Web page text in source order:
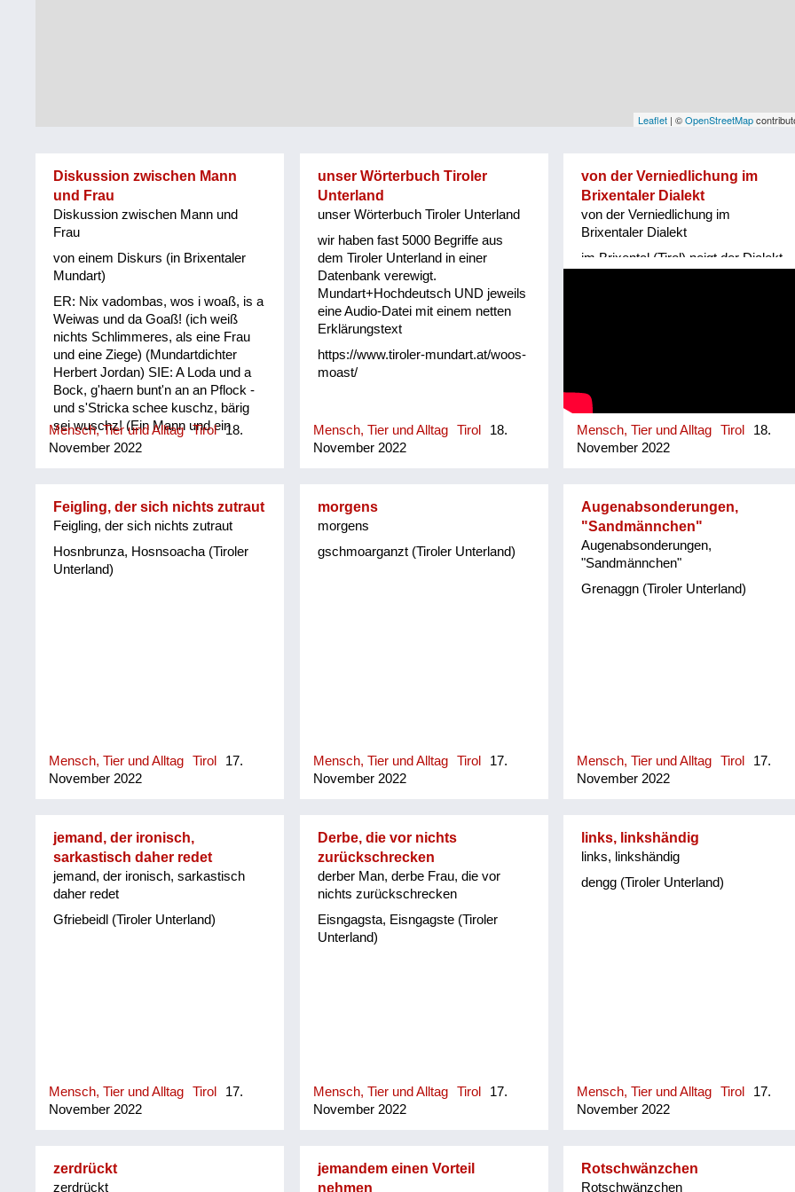
Leaflet | ©OpenStreetMap
Diskussion zwischen Mann
und Frau
Diskussion zwischen Mann und
Frau
von einem Diskurs (in Brixentaler
Mundart)
ER: Nix vadombas, wos i woaß, is a
Weiwas und da Goaß! (ich weiß
nichts Schlimmeres, als eine Frau
und eine Ziege) (Mundartdichter
Herbert Jordan) SIE: A Loda und a
Bock, g'haern bunt'n an an Pflock -
und s'Stricka schee kuschz, bärig
sei wuschz! (Ein Mann und ein
Ziegenbock, gehören mit einem
Mensch, Tier und Alltag Tirol 18.
November 2022
unser Wörterbuch Tiroler
Unterland
unser Wörterbuch Tiroler Unterland
wir haben fast 5000 Begriffe aus
dem Tiroler Unterland in einer
Datenbank verewigt.
Mundart+Hochdeutsch UND jeweils
eine Audio-Datei mit einem netten
Erklärungstext
https://www.tiroler-mundart.at/woos-
moast/
Mensch, Tier und Alltag Tirol
18.
November 2022
von der Verniedlichung im
Brixentaler Dialekt
von der Verniedlichung im
Brixentaler Dialekt
im Brixental (Tirol) neigt der Dialekt
Mensch, Tier und Alltag Tirol
18.
November 2022
Feigling, der sich nichts zutraut
Feigling, der sich nichts zutraut
Hosnbrunza, Hosnsoacha (Tiroler
Unterland)
Mensch, Tier und Alltag Tirol
17.
November 2022
morgens
morgens
gschmoarganzt (Tiroler Unterland)
Mensch, Tier und Alltag Tirol
17.
November 2022
Augenabsonderungen,
"Sandmännchen"
Augenabsonderungen,
"Sandmännchen"
Grenaggn (Tiroler Unterland)
Mensch, Tier und Alltag Tirol
17.
November 2022
jemand, der ironisch,
sarkastisch daher redet
jemand, der ironisch, sarkastisch
daher redet
Gfriebeidl (Tiroler Unterland)
Mensch, Tier und Alltag Tirol
17.
November 2022
Derbe, die vor nichts
zurückschrecken
derber Man, derbe Frau, die vor
nichts zurückschrecken
Eisngagsta, Eisngagste (Tiroler
Unterland)
Mensch, Tier und Alltag Tirol
17.
November 2022
links, linkshändig
links, linkshändig
dengg (Tiroler Unterland)
Mensch, Tier und Alltag Tirol
17.
November 2022
zerdrückt
zerdrückt
jemandem einen Vorteil
nehmen
Rotschwänzchen
Rotschwänzchen